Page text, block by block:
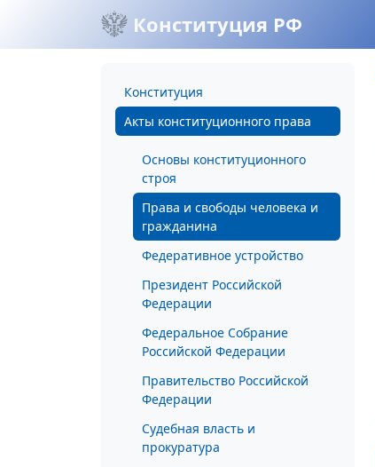
Конституция РФ
Конституция
Акты конституционного права
Основы конституционного
строя
Права и свободы человека и
гражданина
Федеративное устройство
Президент Российской
Федерации
Федеральное Собрание
Российской Федерации
Правительство Российской
Федерации
Судебная власть и
прокуратура